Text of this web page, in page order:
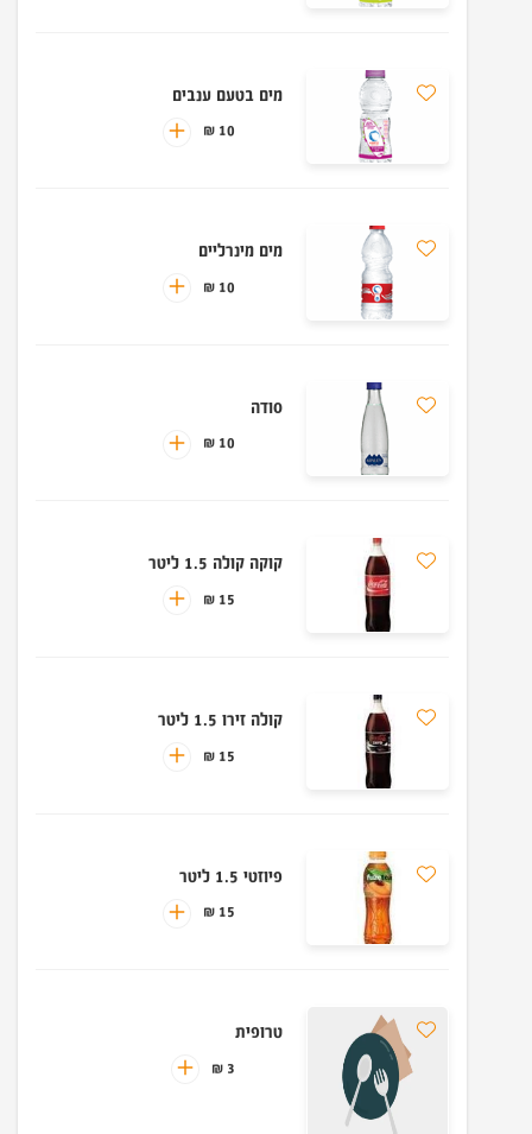
מים בטעם ענבים
10 ₪
מים מינרליים
10 ₪
סודה
10 ₪
קוקה קולה 1.5 ליטר
15 ₪
קולה זירו 1.5 ליטר
15 ₪
פיוזטי 1.5 ליטר
15 ₪
טרופית
3 ₪